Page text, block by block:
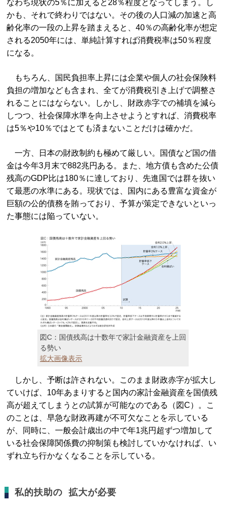
なわち現状の5％に加えると28％程度となってしまう。し
かも、それで終わりではない。その後の人口減の加速と高
齢化率の一段の上昇を踏まえると、40％の高齢化率が想定
される2050年には、単純計算すれば消費税率は50％程度
になる。
もちろん、国民負担率上昇には企業や個人の社会保険料
負担の増加なども含まれ、全てが消費税引き上げで調整さ
れることにはならない。しかし、財政赤字での補填を減ら
しつつ、社会保障水準を向上させようとすれば、消費税率
は5％や10％ではとても済まないことだけは確かだ。
一方、日本の財政制約も極めて厳しい。国債など国の借
金は今年3月末で882兆円ある。また、地方債も含めた公債
残高のGDP比は180％に達しており、先進国では群を抜い
て最悪の水準にある。現状では、国内にある豊富な資金が
巨額の公的債務を賄っており、予算が策定できないといっ
た事態には陥っていない。
図C：国債残高は十数年で家計金融資産を上回
る勢い
拡大画像表示
しかし、予断は許されない。このまま財政赤字が拡大し
ていけば、10年あまりすると国内の家計金融資産を国債残
高が超えてしまうとの試算が可能なのである（図C）。こ
のことは、早急な財政再建が不可欠なことを示している
が、同時に、一般会計歳出の中で年1兆円超ずつ増加して
いる社会保障関係費の抑制策も検討していかなければ、い
ずれ立ち行かなくなることを示している。
私的扶助の 拡大が必要